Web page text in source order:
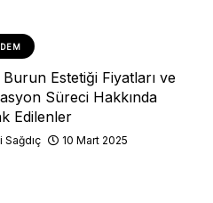
Estetiği Fiyatları ve
Süreci Hakkında
Edilenler
Sağdıç 10 Mart 2025